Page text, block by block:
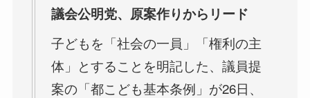
議会公明党、原案作りからリード
子どもを「社会の一員」「権利の主
体」とすることを明記した、議員提
案の「都こども基本条例」が26日、